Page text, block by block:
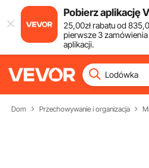
Pobierz aplikację
25,00złrabatu od835
pierwsze 3
aplikacji.
Dom Przechowywanie i organizacja